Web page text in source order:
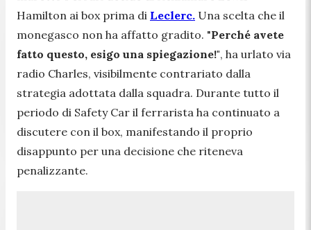
Hamilton ai box prima di Leclerc. Una scelta che il
monegasco non ha affatto gradito. "Perché avete
fatto questo, esigo una spiegazione!", ha urlato via
radio Charles, visibilmente contrariato dalla
strategia adottata dalla squadra. Durante tutto il
periodo di Safety Car il ferrarista ha continuato a
discutere con il box, manifestando il proprio
disappunto per una decisione che riteneva
penalizzante.